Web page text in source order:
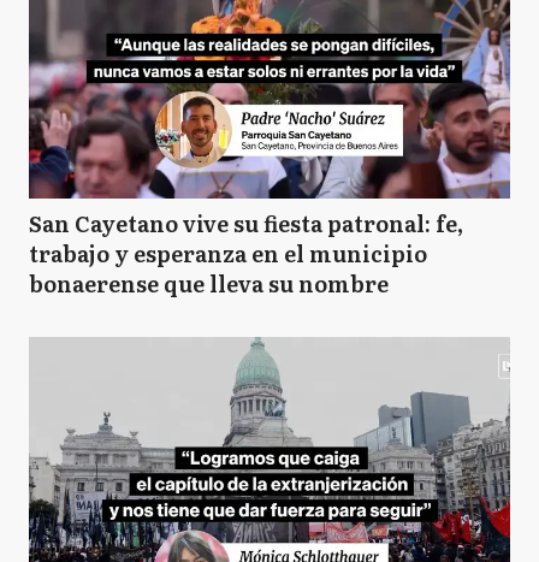
San Cayetano vive su fiesta patronal: fe,
trabajo y esperanza en el municipio
bonaerense que lleva su nombre